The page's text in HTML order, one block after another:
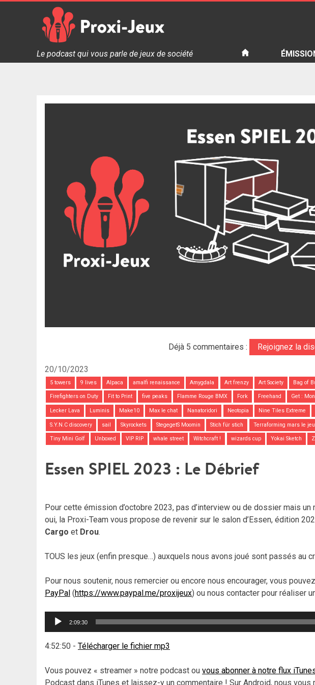
Proxi Jeux - Le podcast qui vous parle de jeux de société
Le podcast qui vous parle de jeux de société
Déjà 5 commentaires : Rejoignez la
20/10/2023
5 towers 9 lives Alpaca amalfi renaissance Amygdala Art frenzy Art Society Bag of
Firefighters on Duty Fit to Print five peaks Flamme Rouge BMX Fork Freehand Get :
Lecker Lava Luminis Make10 Max le chat Nanatoridori Neotopia Nine Tiles Extreme
S.Y.N.C discovery sail Skyrockets StegegetS Moomin Stich für stich Terraforming mars le
Tiny Mini Golf Unboxed VIP RIP whale street Witchcraft ! wizards cup Yokai Sketch
Essen SPIEL 2023 : Le Débrief
Pour cette émission d’octobre 2023, pas d’interview ou de dossier mais
oui, la Proxi-Team vous propose de revenir sur le salon d’Essen, édition
Cargo et Drou.
TOUS les jeux (enfin presque…) auxquels nous avons joué sont passés au
Pour nous soutenir, nous remercier ou encore nous encourager, vous
PayPal (https://www.paypal.me/proxijeux) ou nous contacter pour réaliser
Lecteur
2:09:30
4:52:50 - Télécharger le fichier mp3
Vous pouvez « streamer » notre podcast ou vous abonner à notre flux
Podcast dans iTunes et laissez-y un commentaire ! Sur Android, nous vous